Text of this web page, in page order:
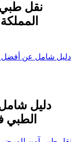
نقل
دليل
الطبي في